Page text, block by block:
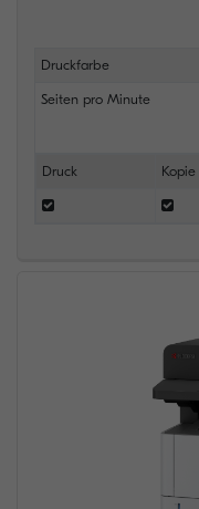
Druckfarbe
Seiten pro Minute
Druck Kopie